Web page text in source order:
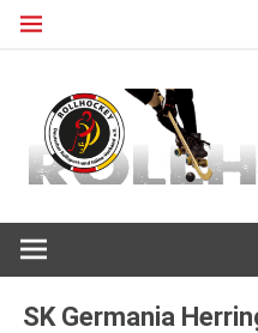
Zum
SK Germania